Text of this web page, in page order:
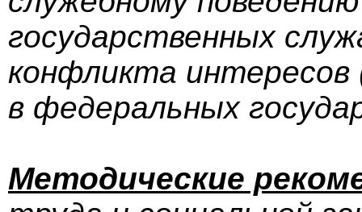
государственных
конфликта
в федеральных
Методические